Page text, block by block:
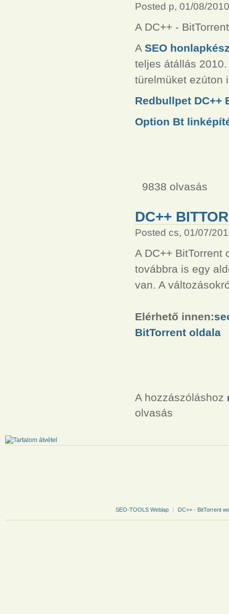
Posted p, 01/08/
A DC++ -
A SEO
teljes átállás
türelmüket ezúton
Redbullpet DC++
Option Bt
9838 olvasás
DC++
Posted cs, 01/07/
A DC++
továbbra is egy
van. A
Elérhető innen:
BitTorrent oldala
A hozzászóláshoz
olvasás
SEO-TOOLS Weblap DC++ - BitTorrent